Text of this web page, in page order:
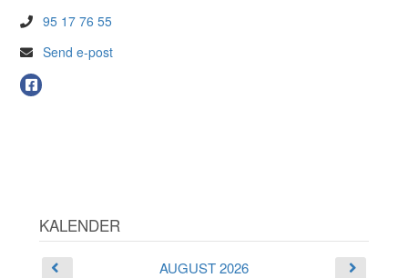
95 17 76 55
Send e-post
KALENDER
AUGUST 2026